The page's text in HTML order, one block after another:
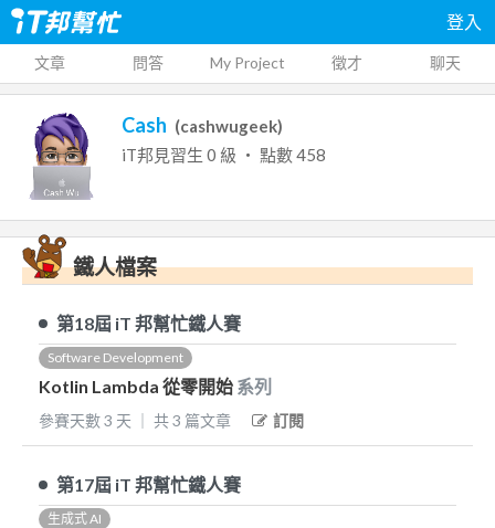
登入
文章 問答 My Project 徵才 聊天
Cash (cashwugeek)
iT邦見習生 0 級 ‧ 點數458
鐵人檔案
第17屆 iT 邦幫忙鐵人賽
生成式 AI
第18屆 iT 邦幫忙鐵人賽
Software Development
Kotlin Lambda 從零開始 系列
參賽天數3 天 共3 篇文章 訂閱